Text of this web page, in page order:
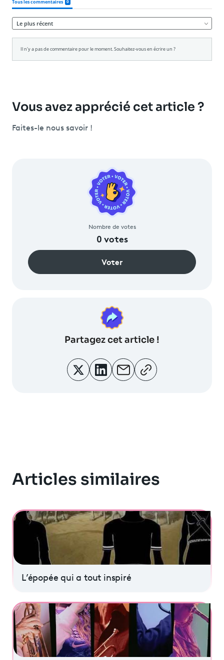
Vous avez apprécié cet article ?
Faites-le nous savoir !
Nombre de votes
0votes
Voter
Partagezcet article !
Articles similaires
L’épopée qui a tout inspiré